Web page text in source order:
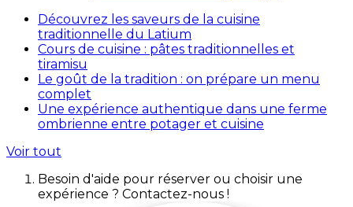
Découvrez les saveurs de la cuisine
traditionnelle du Latium
Cours de cuisine : pâtes traditionnelles et
tiramisu
Le goût de la tradition : on prépare un menu
complet
Une expérience authentique dans une ferme
ombrienne entre potager et cuisine
Voir tout
Besoin d'aide pour réserver ou choisir une
expérience ? Contactez-nous !